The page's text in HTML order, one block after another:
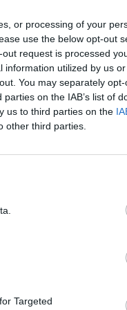
or processing of your
use the below opt-out
request is processed
utilized by us
You may separately
on the IAB’s list of
us to third parties on the
other third parties.
Targeted